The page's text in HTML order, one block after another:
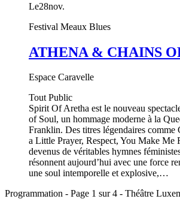
Le28nov.
Festival Meaux Blues
ATHENA & CHAINS
Espace Caravelle
Tout Public
Spirit Of Aretha est le nouveau
of Soul, un hommage moderne à la
Franklin. Des titres légendaires
a Little Prayer, Respect, You Make Me
devenus de véritables hymnes
résonnent aujourd’hui avec une force
une soul intemporelle et explosive,…
Programmation - Page 1 sur 4 - Théâtre